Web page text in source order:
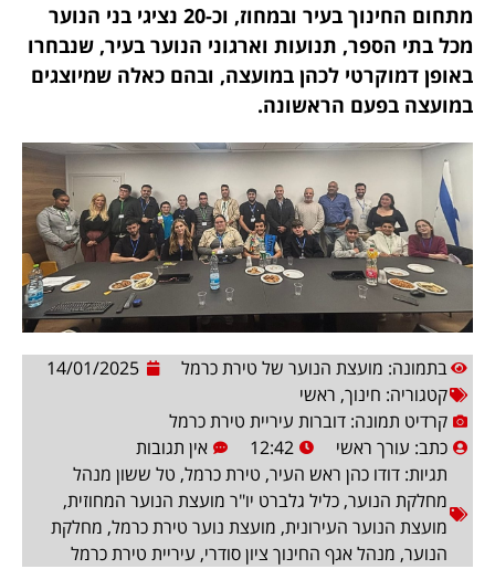
מתחום החינוך בעיר ובמחוז, וכ-20 נציגי בני הנוער
מכל בתי הספר, תנועות וארגוני הנוער בעיר, שנבחרו
באופן דמוקרטי לכהן במועצה, ובהם כאלה שמיוצגים
במועצה בפעם הראשונה.
בתמונה: מועצת הנוער של טירת כרמל
14/01/2025
קטגוריה: חינוך, ראשי
קרדיט תמונה: דוברות עיריית טירת כרמל
כתב: עורך ראשי 12:42
אין תגובות
תגיות: דודו כהן ראש העיר, טירת כרמל, טל ששון מנהל
מחלקת הנוער,כליל גלברט יו"ר מועצת הנוער המחוזית,
מועצת הנוער העירונית, מועצת נוער טירת כרמל, מחלקת
הנוער, מנהל אגף החינוך ציון סודרי, עיריית טירת כרמל